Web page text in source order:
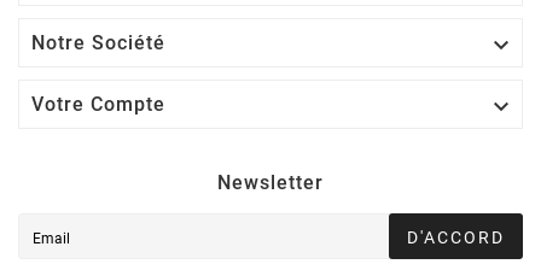
Notre Société 
Votre Compte 
Newsletter
D'ACCORD